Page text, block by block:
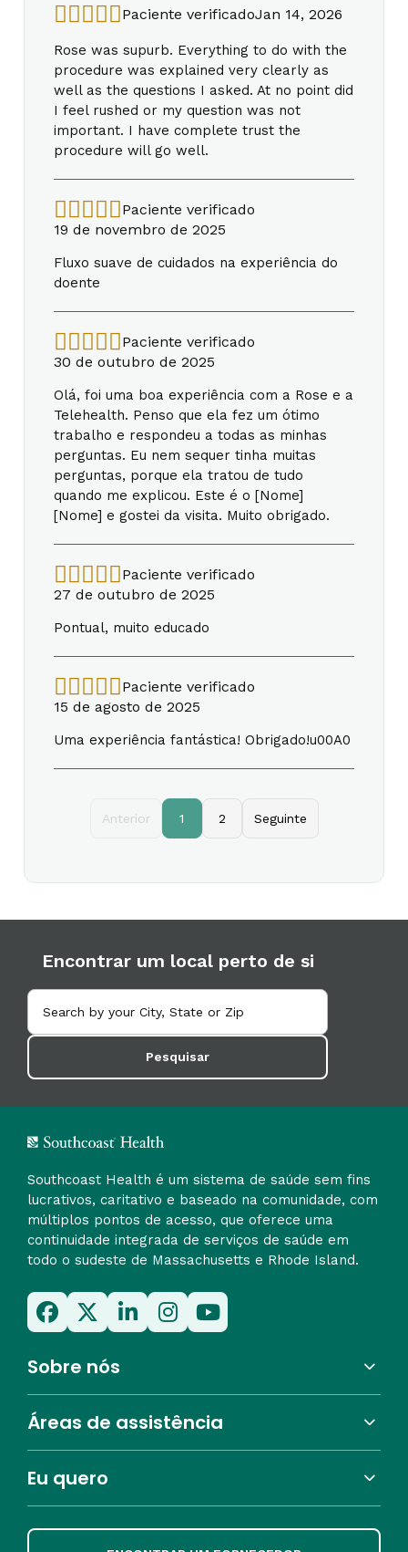
Paciente verificadoJan 14, 2026
Rose was supurb. Everything to do with the
procedure was explained very clearly as
well as the questions I asked. At no point did
I feel rushed or my question was not
important. I have complete trust the
procedure will go well.
Paciente verificado
19 de novembro de 2025
Fluxo suave de cuidados na experiência do
doente
Paciente verificado
30 de outubro de 2025
Olá, foi uma boa experiência com a Rose e a
Telehealth. Penso que ela fez um ótimo
trabalho e respondeu a todas as minhas
perguntas. Eu nem sequer tinha muitas
perguntas, porque ela tratou de tudo
quando me explicou. Este é o [Nome]
[Nome] e gostei da visita. Muito obrigado.
Paciente verificado
27 de outubro de 2025
Pontual, muito educado
Paciente verificado
15 de agosto de 2025
Uma experiência fantástica! Obrigado!u00A0
Anterior 1 2 Seguinte
Encontrar um local perto de si
Pesquisar
Southcoast Health é um sistema de saúde sem fins
lucrativos, caritativo e baseado na comunidade, com
múltiplos pontos de acesso, que oferece uma
continuidade integrada de serviços de saúde em
todo o sudeste de Massachusetts e Rhode Island.
Sobre nós
Áreas de assistência
Eu quero